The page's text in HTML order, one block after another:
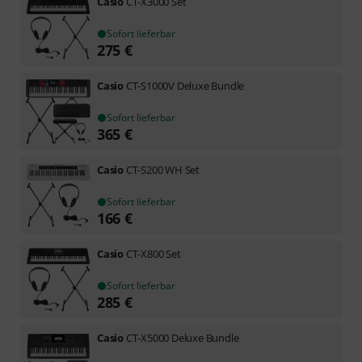
Sofort lieferbar
275 €
Casio CT-S1000V Deluxe Bundle
Sofort lieferbar
365 €
Casio CT-S200 WH Set
Sofort lieferbar
166 €
Casio CT-X800 Set
Sofort lieferbar
285 €
Casio CT-X5000 Deluxe Bundle